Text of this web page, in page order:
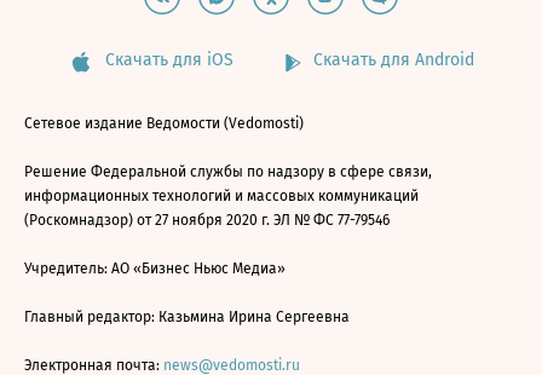
Скачать для iOS Скачать для Android
Сетевое издание Ведомости (Vedomosti)
Решение Федеральной службы по надзору в сфере связи,
информационных технологий и массовых коммуникаций
(Роскомнадзор) от 27 ноября 2020 г. ЭЛ № ФС 77-79546
Учредитель: АО «Бизнес Ньюс Медиа»
Главный редактор: Казьмина Ирина Сергеевна
Электронная почта: news@vedomosti.ru